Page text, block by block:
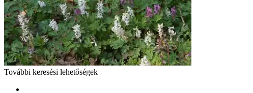
További keresési lehetőségek